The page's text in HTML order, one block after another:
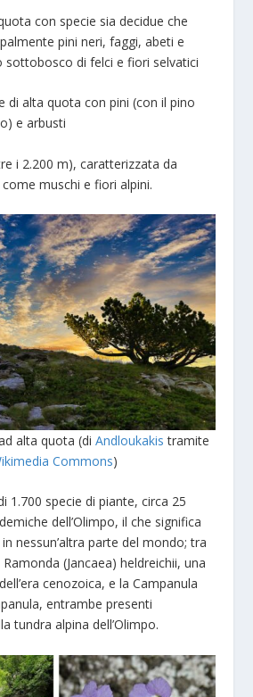
con specie sia decidue che
pini neri, faggi, abeti e
sottobosco di felci e fiori selvatici
di alta quota con pini (con il pino
e arbusti
i 2.200 m), caratterizzata da
muschi e fiori alpini.
alta quota (di Andloukakis tramite
Commons)
1.700 specie di piante, circa 25
dell’Olimpo, il che significa
nessun’altra parte del mondo; tra
(Jancaea) heldreichii, una
cenozoica, e la Campanula
entrambe presenti
tundra alpina dell’Olimpo.